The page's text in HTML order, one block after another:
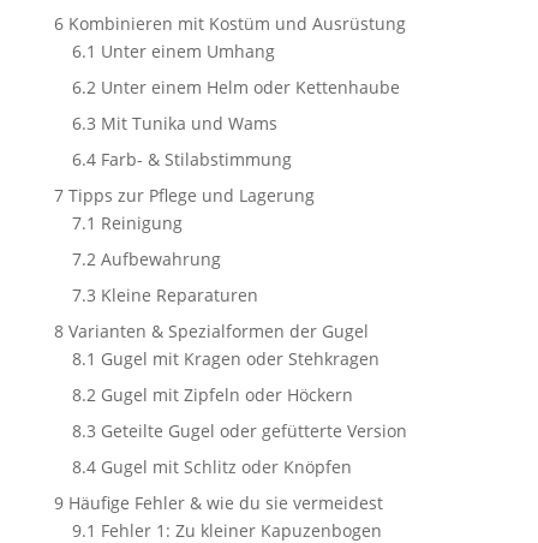
6Kombinieren mit Kostüm und Ausrüstung
6.1 Unter einem Umhang
6.2Unter einem Helm oder Kettenhaube
6.3 Mit Tunika und Wams
6.4Farb- & Stilabstimmung
7Tipps zur Pflege und Lagerung
7.1 Reinigung
7.2Aufbewahrung
7.3 Kleine Reparaturen
8Varianten & Spezialformen der Gugel
8.1 Gugel mit Kragen oder Stehkragen
8.2Gugel mit Zipfeln oder Höckern
8.3 Geteilte Gugel oder gefütterte Version
8.4Gugel mit Schlitz oder Knöpfen
9Häufige Fehler & wie du sie vermeidest
9.1 Fehler 1: Zu kleiner Kapuzenbogen